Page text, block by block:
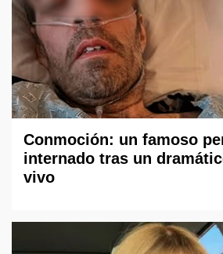
Conmoción: un famoso
internado tras un
vivo